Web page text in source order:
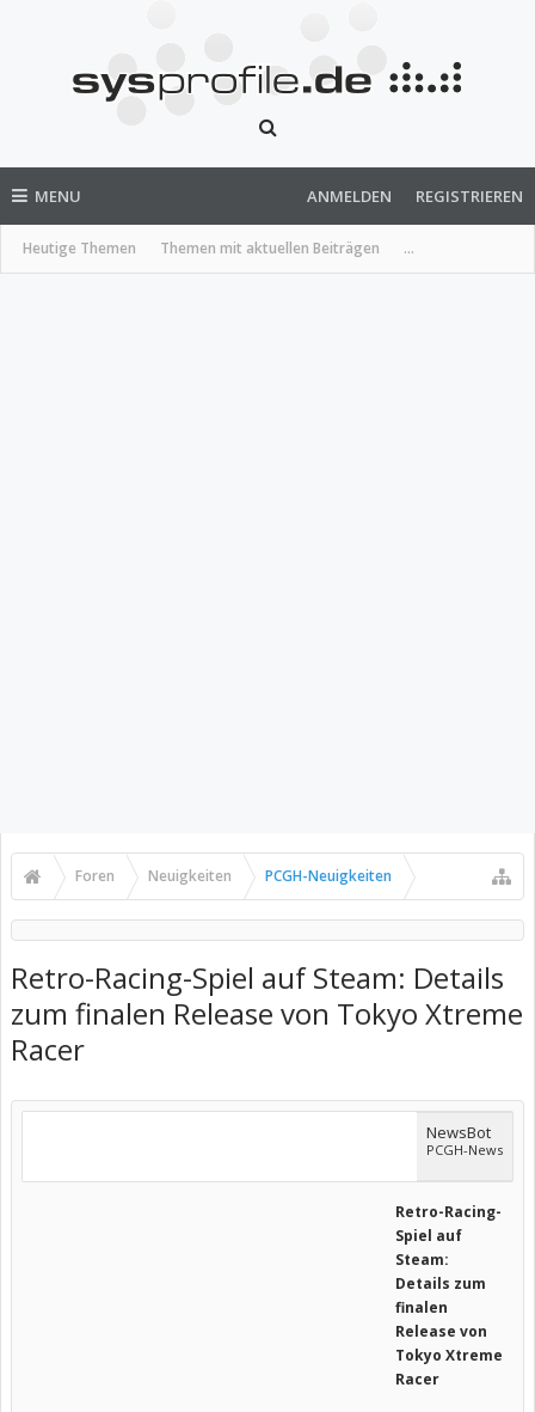
MENU
Heutige Themen Themen mit aktuellen Beiträgen ...
ANMELDEN REGISTRIEREN
Foren Neuigkeiten PCGH-Neuigkeiten
Retro-Racing-Spiel auf Steam: Details
zum finalen Release von Tokyo Xtreme
Racer
NewsBot
PCGH-News
Retro-Racing-
Spiel auf
Steam:
Details zum
finalen
Release von
Tokyo Xtreme
Racer